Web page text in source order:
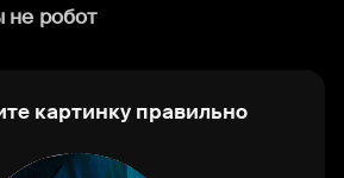
не робот
картинку правильно